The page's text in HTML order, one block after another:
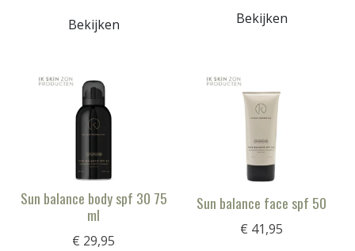
Bekijken
Bekijken
Sun balance body spf 30 75
ml
€ 29,95
Sun balance face spf 50
€ 41,95